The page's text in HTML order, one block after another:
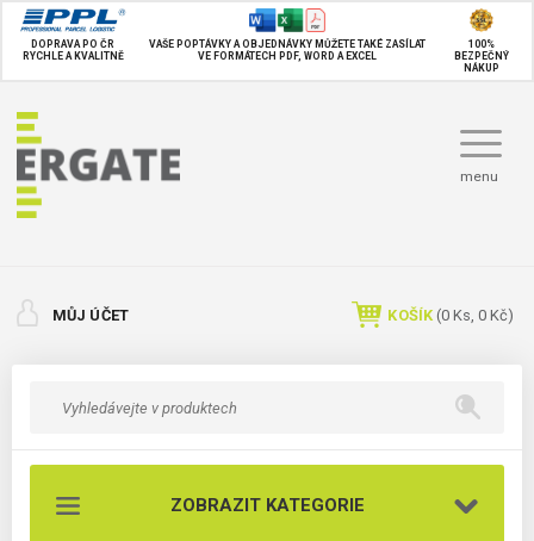
DOPRAVA PO ČR
RYCHLE A KVALITNĚ
VAŠE POPTÁVKY A OBJEDNÁVKY MŮŽETE TAKÉ ZASÍLAT
VE FORMÁTECH PDF, WORD A EXCEL
100%
BEZPEČNÝ
NÁKUP
menu
MŮJ ÚČET KOŠÍK (0 Ks, 0 Kč)
ZOBRAZIT KATEGORIE